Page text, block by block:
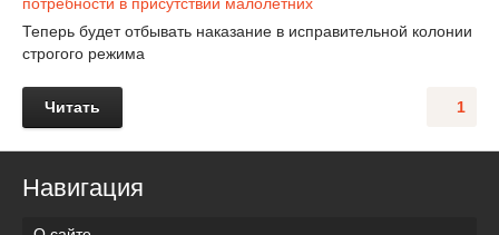
Теперь будет отбывать наказание в исправительной колонии
строгого режима
1
Читать
Навигация